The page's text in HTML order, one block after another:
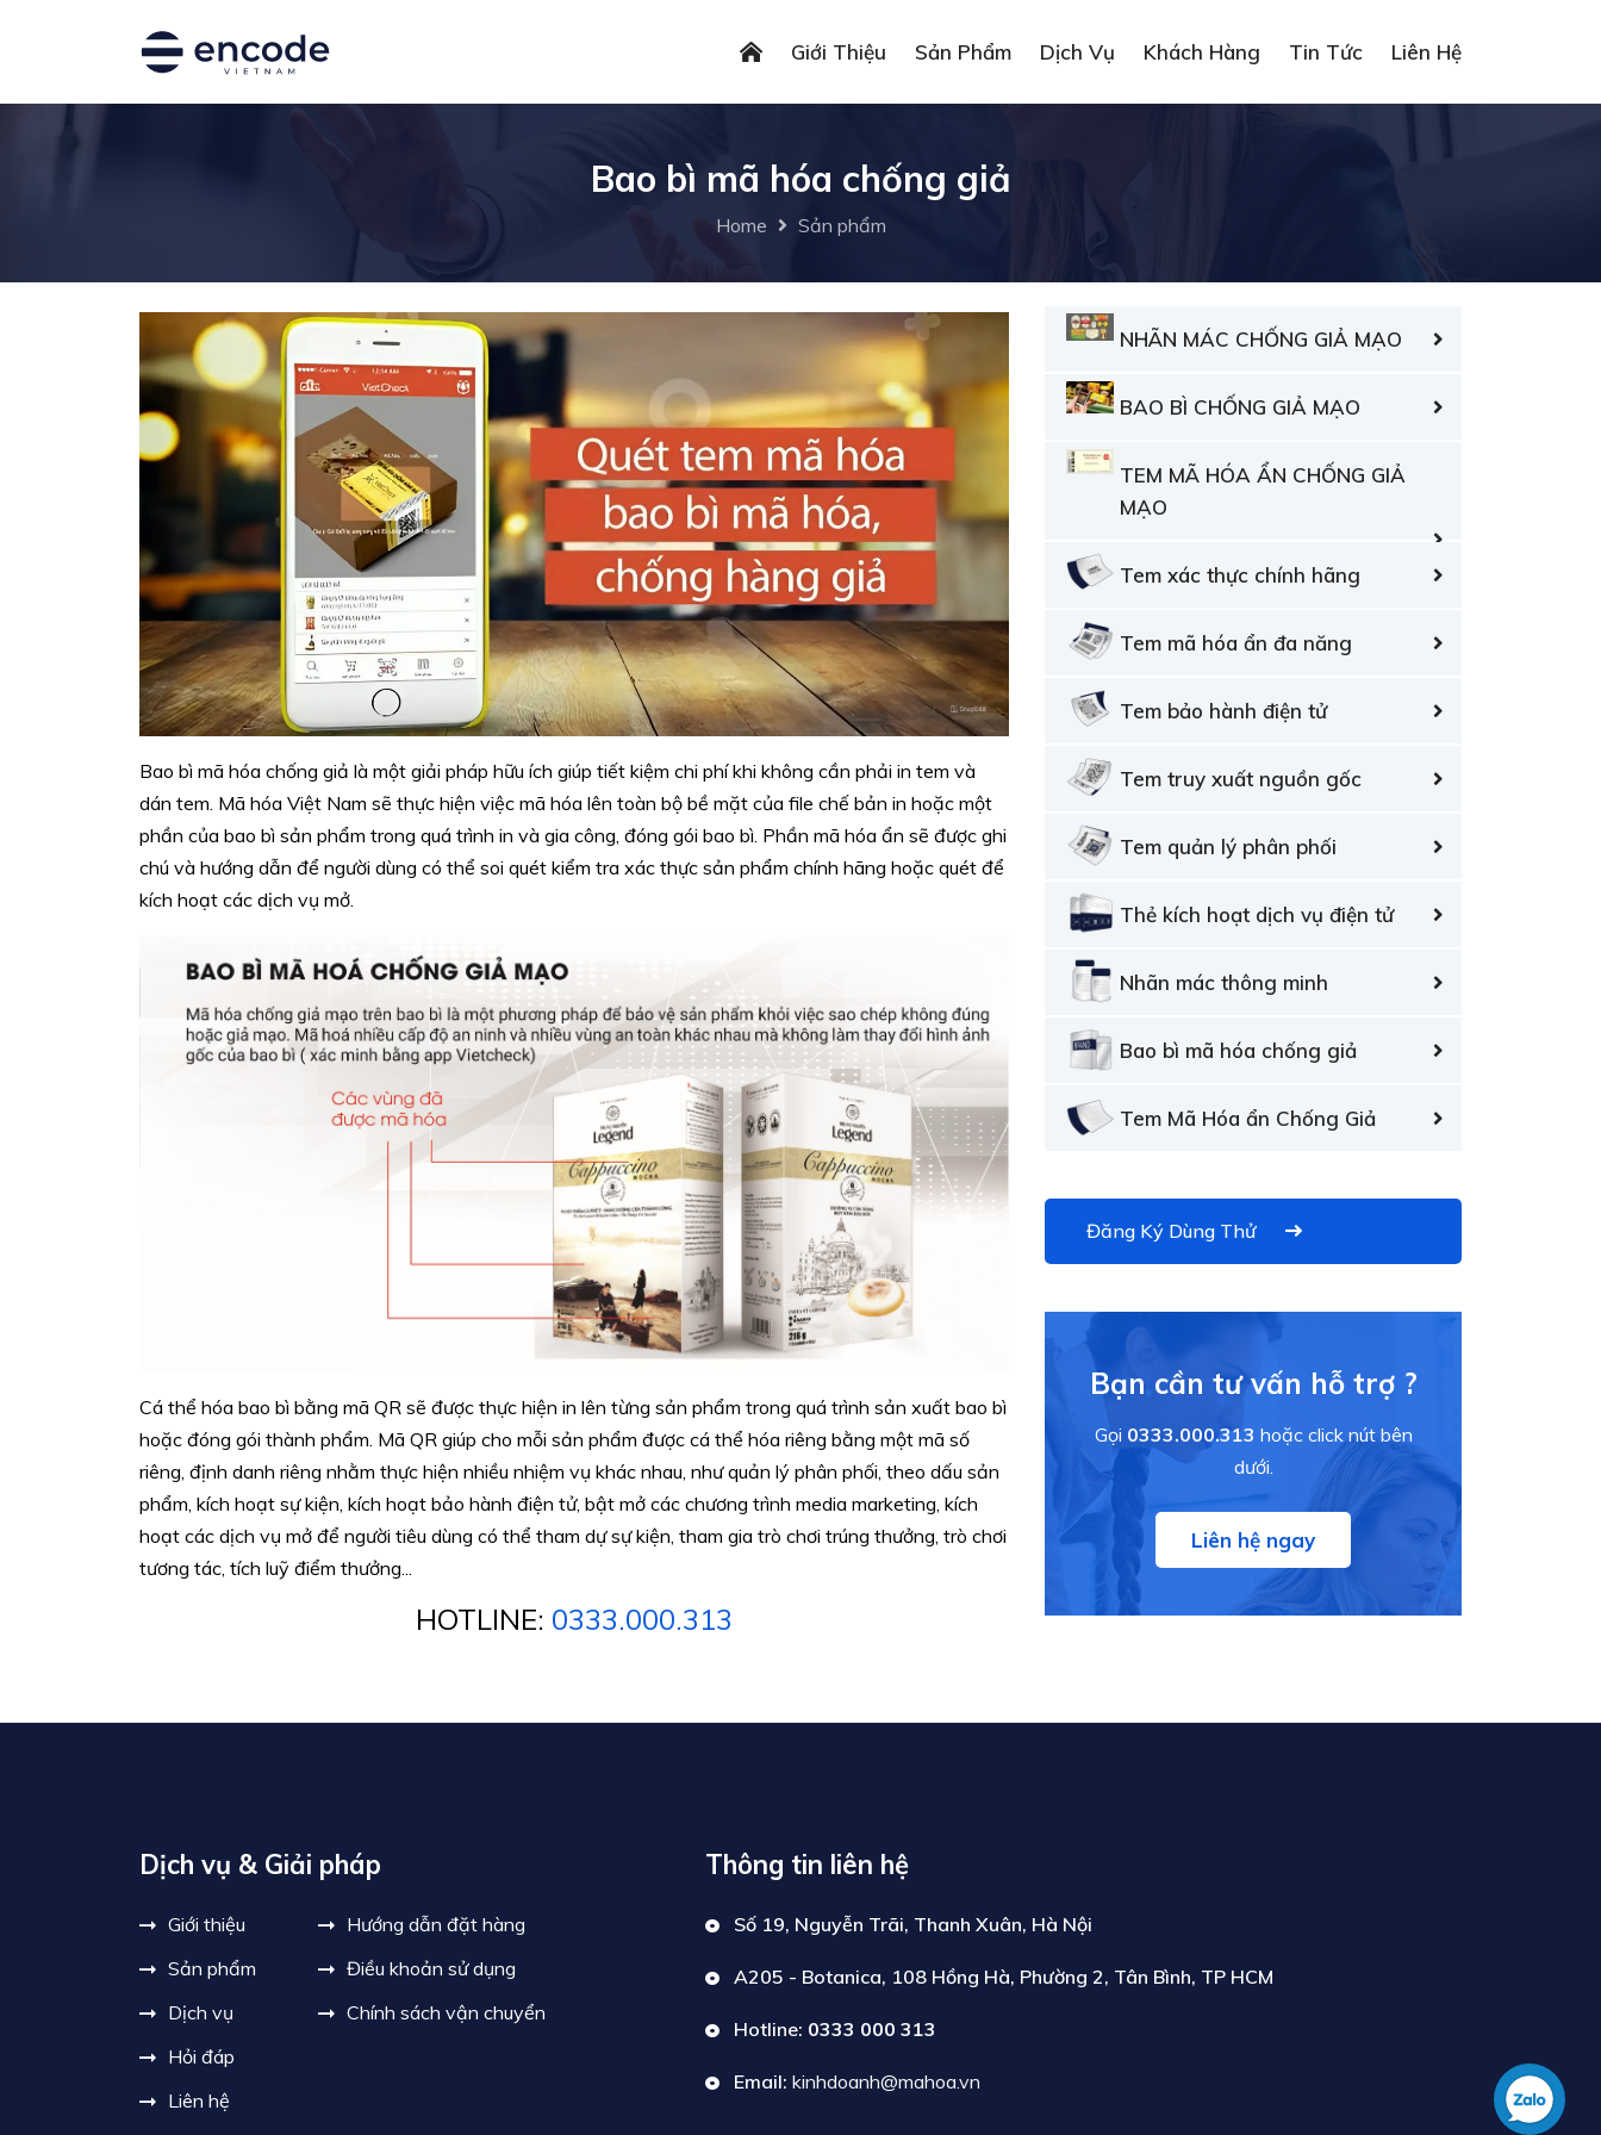
Giới Thiệu Sản Phẩm Dịch Vụ Khách Hàng Tin Tức Liên Hệ
Bao bì mã hóa chống giả
Home Sản phẩm
Bao bì mã hóa chống giả là một giải pháp hữu ích giúp tiết kiệm chi phí khi không cần phải in tem và
dán tem. Mã hóa Việt Nam sẽ thực hiện việc mã hóa lên toàn bộ bề mặt của file chế bản in hoặc một
phần của bao bì sản phẩm trong quá trình in và gia công, đóng gói bao bì. Phần mã hóa ẩn sẽ được ghi
chú và hướng dẫn để người dùng có thể soi quét kiểm tra xác thực sản phẩm chính hãng hoặc quét để
kích hoạt các dịch vụ mở.
Cá thể hóa bao bì bằng mã QR sẽ được thực hiện in lên từng sản phẩm trong quá trình sản xuất bao bì
hoặc đóng gói thành phẩm. Mã QR giúp cho mỗi sản phẩm được cá thể hóa riêng bằng một mã số
riêng, định danh riêng nhằm thực hiện nhiều nhiệm vụ khác nhau, như quản lý phân phối, theo dấu sản
phẩm, kích hoạt sự kiện, kích hoạt bảo hành điện tử, bật mở các chương trình media marketing, kích
hoạt các dịch vụ mở để người tiêu dùng có thể tham dự sự kiện, tham gia trò chơi trúng thưởng, trò chơi
tương tác, tích luỹ điểm thưởng...
HOTLINE: 0333.000.313
NHÃN MÁC CHỐNG GIẢ MẠO
BAO BÌ CHỐNG GIẢ MẠO
TEM MÃ HÓA ẨN CHỐNG GIẢ
MẠO
Tem xác thực chính hãng
Tem mã hóa ẩn đa năng
Tem bảo hành điện tử
Tem truy xuất nguồn gốc
Tem quản lý phân phối
Thẻ kích hoạt dịch vụ điện tử
Nhãn mác thông minh
Bao bì mã hóa chống giả
Tem Mã Hóa ẩn Chống Giả
Đăng Ký Dùng Thử
Bạn cần tư vấn hỗ trợ ?
Gọi 0333.000.313 hoặc click nút bên
dưới.
Liên hệ ngay
Dịch vụ & Giải pháp
Giới thiệu
Sản phẩm
Dịch vụ
Hỏi đáp
Liên hệ
Hướng dẫn đặt hàng
Điều khoản sử dụng
Chính sách vận chuyển
Thông tin liên hệ
Số 19, Nguyễn Trãi, Thanh Xuân, Hà Nội
A205 - Botanica, 108 Hồng Hà, Phường 2, Tân Bình, TP HCM
Hotline: 0333 000 313
Email: kinhdoanh@mahoa.vn